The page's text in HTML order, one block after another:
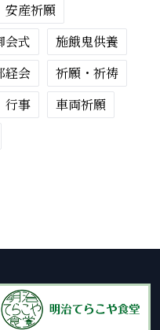
安産祈願
会式
施餓鬼供養
経会
祈願・祈祷
行事
車両祈願